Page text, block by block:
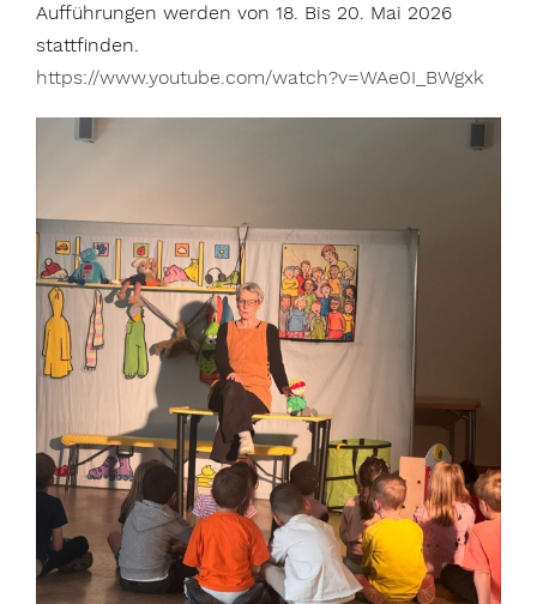
Aufführungen werden von 18. Bis 20. Mai 2026
stattfinden.
https://www.youtube.com/watch?v=WAe0I_BWgxk